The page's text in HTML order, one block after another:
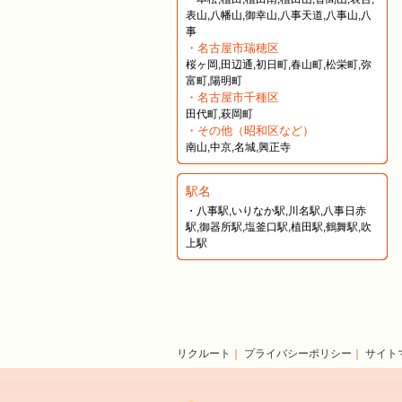
表山,八幡山,御幸山,八事天道,八事山,八
事
・名古屋市瑞穂区
桜ヶ岡,田辺通,初日町,春山町,松栄町,弥
富町,陽明町
・名古屋市千種区
田代町,萩岡町
・その他（昭和区など）
南山,中京,名城,興正寺
駅名
・八事駅,いりなか駅,川名駅,八事日赤
駅,御器所駅,塩釜口駅,植田駅,鶴舞駅,吹
上駅
リクルート ｜ プライバシーポリシー ｜ サイト